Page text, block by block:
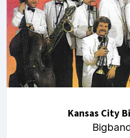
Kansas City